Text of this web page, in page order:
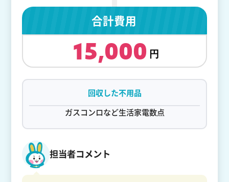
合計費用
15,000
回収した不用品
ガスコンロなど生活家電数点
担当者コメント